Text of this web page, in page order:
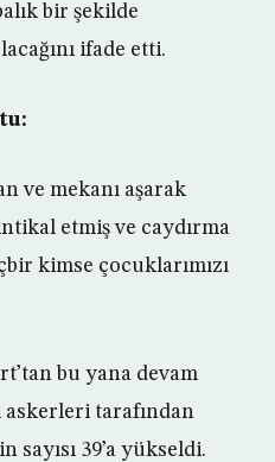
bir şekilde
ifade etti.
ve mekanı aşarak
etmiş ve caydırma
kimse çocuklarımızı
bu yana devam
tarafından
39’a yükseldi.